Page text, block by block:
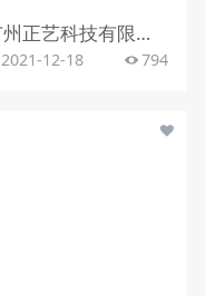
广州正艺科技有限公司
2021-12-18 794